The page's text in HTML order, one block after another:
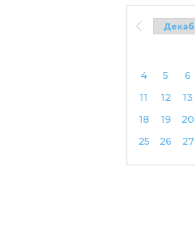
4
5 6
11
12 13
18
19 20
25
26 27